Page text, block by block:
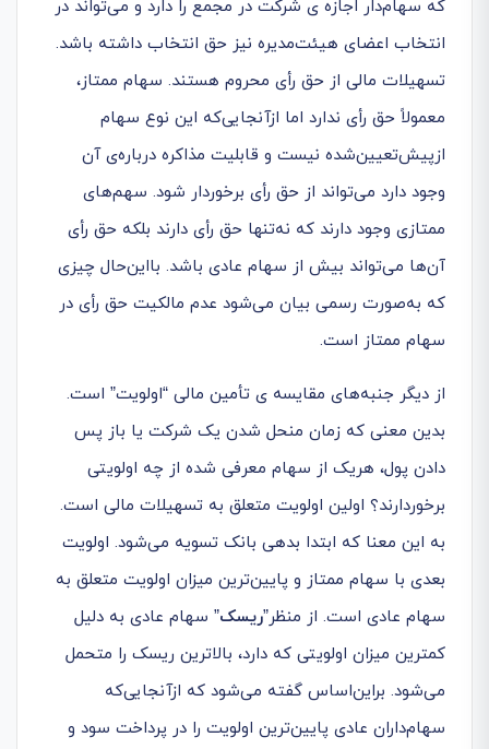
که سهام‌دار اجازه ی شرکت در مجمع را دارد و می‌تواند در
انتخاب اعضای هیئت‌مدیره نیز حق انتخاب داشته باشد.
تسهیلات مالی از حق رأی محروم هستند. سهام ممتاز،
معمولاً حق رأی ندارد اما ازآنجایی‌که این نوع سهام
ازپیش‌تعیین‌شده نیست و قابلیت مذاکره درباره‌ی آن
وجود دارد می‌تواند از حق رأی برخوردار شود. سهم‌های
ممتازی وجود دارند که نه‌تنها حق رأی دارند بلکه حق رأی
آن‌ها می‌تواند بیش از سهام عادی باشد. بااین‌حال چیزی
که به‌صورت رسمی بیان می‌شود عدم مالکیت حق رأی در
سهام ممتاز است.
از دیگر جنبه‌های مقایسه ی تأمین مالی “اولویت” است.
بدین معنی که زمان منحل شدن یک شرکت یا باز پس
دادن پول، هریک از سهام معرفی شده از چه اولویتی
برخوردارند؟ اولین اولویت متعلق به تسهیلات مالی است.
به این معنا که ابتدا بدهی بانک تسویه می‌شود. اولویت
بعدی با سهام ممتاز و پایین‌ترین میزان اولویت متعلق به
سهام عادی است. از منظر”ریسک” سهام عادی به دلیل
کمترین میزان اولویتی که دارد، بالاترین ریسک را متحمل
می‌شود. براین‌اساس گفته می‌شود که ازآنجایی‌که
سهام‌داران عادی پایین‌ترین اولویت را در پرداخت سود و